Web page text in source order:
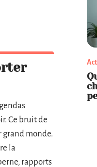
Ce bruit de
monde.
la
rapports